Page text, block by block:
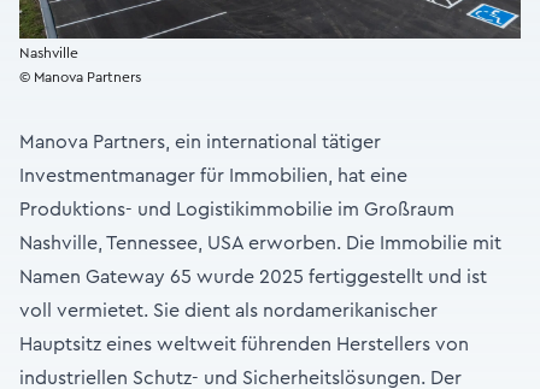
Nashville
© Manova Partners
Manova Partners, ein international tätiger
Investmentmanager für Immobilien, hat eine
Produktions- und Logistikimmobilie im Großraum
Nashville, Tennessee, USA erworben. Die Immobilie mit
Namen Gateway 65 wurde 2025 fertiggestellt und ist
voll vermietet. Sie dient als nordamerikanischer
Hauptsitz eines weltweit führenden Herstellers von
industriellen Schutz- und Sicherheitslösungen. Der